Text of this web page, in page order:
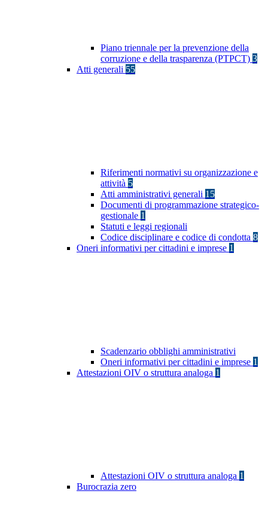
Piano triennale per la prevenzione della
corruzione e della trasparenza (PTPCT) 3
Atti generali 55
Riferimenti normativi su organizzazione e
attività 5
Atti amministrativi generali 15
Documenti di programmazione strategico-
gestionale 1
Statuti e leggi regionali
Codice disciplinare e codice di condotta 8
Oneri informativi per cittadini e imprese 1
Scadenzario obblighi amministrativi
Oneri informativi per cittadini e imprese 1
Attestazioni OIV o struttura analoga 1
Attestazioni OIV o struttura analoga 1
Burocrazia zero